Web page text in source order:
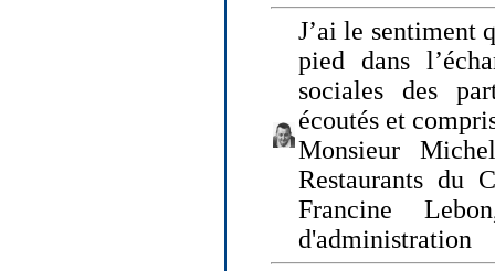
J’ai le sentiment
pied dans
sociales des
écoutés et
Monsieur
Restaurants du
Francine
d'administration